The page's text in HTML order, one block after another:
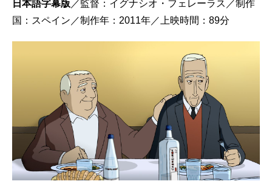
日本語字幕版 ／監督：イグナシオ・フェレーラス／制作
国：スペイン／制作年：2011年／上映時間：89分